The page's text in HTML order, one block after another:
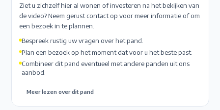
Ziet u zichzelf hier al wonen of investeren na het bekijken van
de video? Neem gerust contact op voor meer informatie of om
een bezoek in te plannen.
Bespreek rustig uw vragen over het pand.
Plan een bezoek op het moment dat voor u het beste past.
Combineer dit pand eventueel met andere panden uit ons
aanbod.
Meer lezen over dit pand